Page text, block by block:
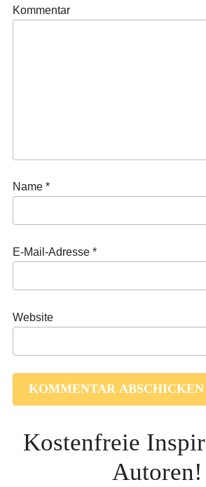
Kommentar
Name *
E-Mail-Adresse *
Website
Kostenfreie
Autoren!